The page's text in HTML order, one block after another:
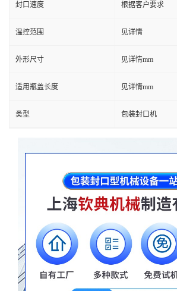
封口速度 根据客户要求
温控范围 见详情
外形尺寸 见详情mm
适用瓶盖长度 见详情mm
类型 包装封口机